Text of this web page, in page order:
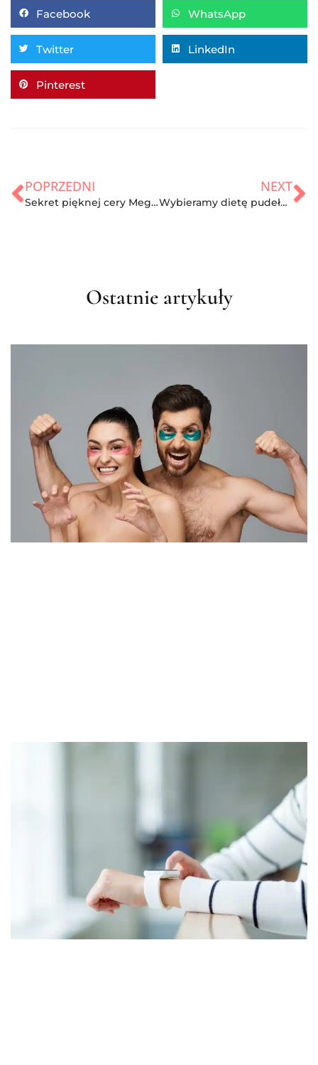
Facebook WhatsApp
Twitter LinkedIn
Pinterest
POPRZEDNI
Sekret pięknej cery Meghan – kilka trików prosto z kuchni
NEXT
Wybieramy dietę pudełkową
Ostatnie artykuły